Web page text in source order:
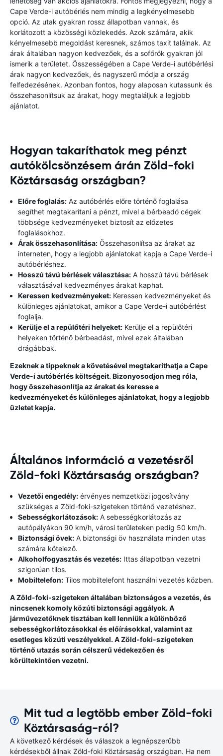
Cape Verde-i autóbérlés nem mindig a legkényelmesebb
opció. Az utak gyakran rossz állapotban vannak, és
korlátozott a közösségi közlekedés. Azok számára, akik
kényelmesebb megoldást keresnek, számos taxit találnak. Az
árak általában nagyon kedvezőek, és a sofőrök gyakran jól
ismerik a területet. Összességében a Cape Verde-i autóbérlési
árak nagyon kedvezőek, és nagyszerű módja a ország
felfedezésének. Azonban fontos, hogy alaposan kutassunk és
összehasonlítsuk az árakat, hogy megtaláljuk a legjobb
ajánlatot.
Hogyan takaríthatok meg pénzt
autókölcsönzésem árán Zöld-foki
Köztársaság országban?
Előre foglalás: Az autóbérlés előre történő foglalása
segíthet megtakarítani a pénzt, mivel a bérbeadó cégek
többsége kedvezményeket biztosít az előzetes
foglalásokhoz.
Árak összehasonlítása: Összehasonlítsa az árakat az
interneten, hogy a legjobb ajánlatokat kapja a Cape Verde-i
autóbérléshez.
Hosszú távú bérlések választása: A hosszú távú bérlések
választásával kedvezményes árakat kaphat.
Keressen kedvezményeket: Keressen kedvezményeket és
különleges ajánlatokat, amikor a Cape Verde-i autóbérlést
foglalja.
Kerülje el a repülőtéri helyeket: Kerülje el a repülőtéri
helyeken történő bérbeadást, mivel ezek általában
drágábbak.
Ezeknek a tippeknek a követésével megtakaríthatja a Cape
Verde-i autóbérlés költségeit. Bizonyosodjon meg róla,
hogy összehasonlítja az árakat és keresse a
kedvezményeket és különleges ajánlatokat, hogy a legjobb
üzletet kapja.
Általános információ a vezetésről
Zöld-foki Köztársaság országban?
Vezetői engedély: érvényes nemzetközi jogosítvány
szükséges a Zöld-foki-szigeteken történő vezetéshez.
Sebességkorlátozások: A sebességkorlátozás az
autópályákon 90 km/h, városi területeken pedig 50 km/h.
Biztonsági övek: A biztonsági öv használata minden utas
számára kötelező.
Alkoholfogyasztás és vezetés: Ittas állapotban vezetni
szigorúan tilos.
Mobiltelefon: Tilos mobiltelefont használni vezetés közben.
A Zöld-foki-szigeteken általában biztonságos a vezetés, és
nincsenek komoly közúti biztonsági aggályok. A
járművezetőknek tisztában kell lenniük a különböző
sebességkorlátozásokkal és előírásokkal, valamint az
esetleges közúti veszélyekkel. A Zöld-foki-szigeteken
történő utazás során célszerű védekezően és
körültekintően vezetni.
Mit tud a legtöbb ember Zöld-foki
Köztársaság-ról?
A következő kérdések és válaszok a legnépszerűbb
kérdésekből állnak Zöld-foki Köztársaság országban. Ha nem